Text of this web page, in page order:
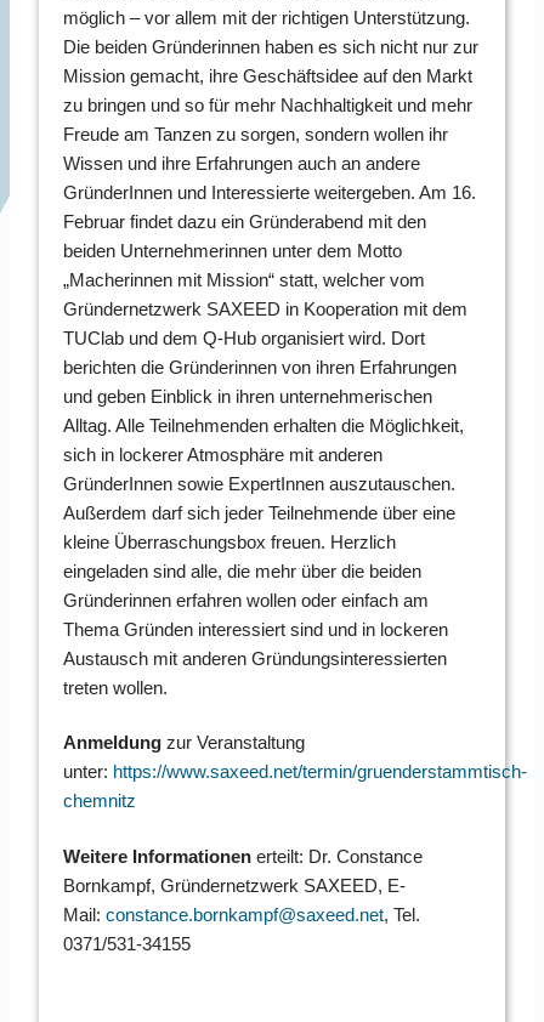
möglich – vor allem mit der richtigen Unterstützung.
Die beiden Gründerinnen haben es sich nicht nur zur
Mission gemacht, ihre Geschäftsidee auf den Markt
zu bringen und so für mehr Nachhaltigkeit und mehr
Freude am Tanzen zu sorgen, sondern wollen ihr
Wissen und ihre Erfahrungen auch an andere
GründerInnen und Interessierte weitergeben. Am 16.
Februar findet dazu ein Gründerabend mit den
beiden Unternehmerinnen unter dem Motto
„Macherinnen mit Mission“ statt, welcher vom
Gründernetzwerk SAXEED in Kooperation mit dem
TUClab und dem Q-Hub organisiert wird. Dort
berichten die Gründerinnen von ihren Erfahrungen
und geben Einblick in ihren unternehmerischen
Alltag. Alle Teilnehmenden erhalten die Möglichkeit,
sich in lockerer Atmosphäre mit anderen
GründerInnen sowie ExpertInnen auszutauschen.
Außerdem darf sich jeder Teilnehmende über eine
kleine Überraschungsbox freuen. Herzlich
eingeladen sind alle, die mehr über die beiden
Gründerinnen erfahren wollen oder einfach am
Thema Gründen interessiert sind und in lockeren
Austausch mit anderen Gründungsinteressierten
treten wollen.
Anmeldung zur Veranstaltung
unter: https://www.saxeed.net/termin/gruenderstammtisch-
chemnitz
Weitere Informationen erteilt: Dr. Constance
Bornkampf, Gründernetzwerk SAXEED, E-
Mail:constance.bornkampf@saxeed.net, Tel.
0371/531-34155